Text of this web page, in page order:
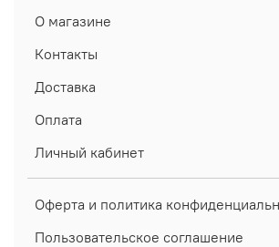
О магазине
Контакты
Доставка
Оплата
Личный кабинет
Оферта и политика
Пользовательское соглашение